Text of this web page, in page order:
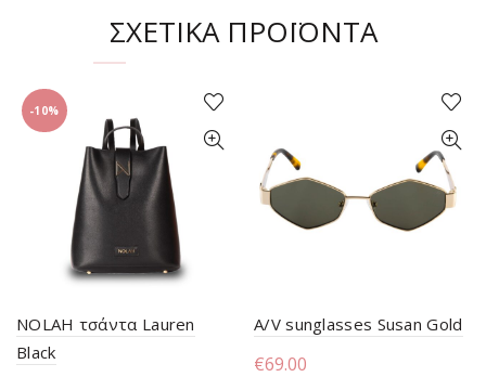
ΣΧΕΤΙΚΆ ΠΡΟΪΌΝΤΑ
-10%
NOLAH τσάντα Lauren
Black
A/V sunglasses Susan Gold
€69.00